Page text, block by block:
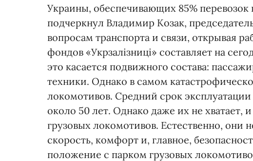
Украины, обеспечивающих 85% перевозок
подчеркнул Владимир Козак,
вопросам транспорта и связи, открывая
фондов «Укрзаліз­ниці» составляет на
это касается подвижного состава:
техники. Однако в самом
локомотивов. Средний срок
около 50 лет. Однако даже их не хватает,
грузовых локомотивов. Естественно, они
скорость, комфорт и, главное,
положение с парком грузовых